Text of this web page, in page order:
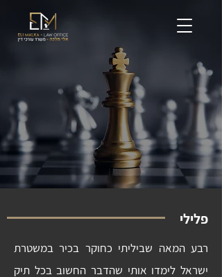
הסתבכת עם החוק?
אני זמין 24/7
לייעוץ ראשוני חייגו
פלילי
רבע המאה שביליתי כחוקר בכיר במשטרת
ישראל לימדו אותי שהדבר החשוב בכל תיק